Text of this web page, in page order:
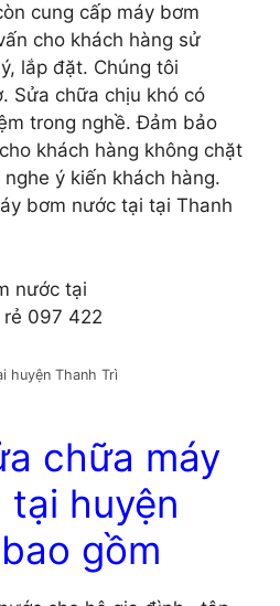
cung cấp máy bơm
cho khách hàng sử
lắp đặt. Chúng tôi
Sửa chữa chịu khó có
trong nghề. Đảm bảo
khách hàng không chặt
ý kiến khách hàng.
bơm nước tại tại Thanh
huyện Thanh Trì
chữa máy
huyện
gồm